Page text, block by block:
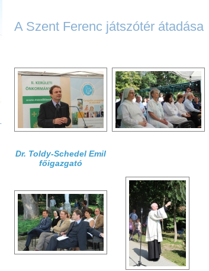
A Szent Ferenc játszótér átadása
Dr. Toldy-Schedel Emil
főigazgató